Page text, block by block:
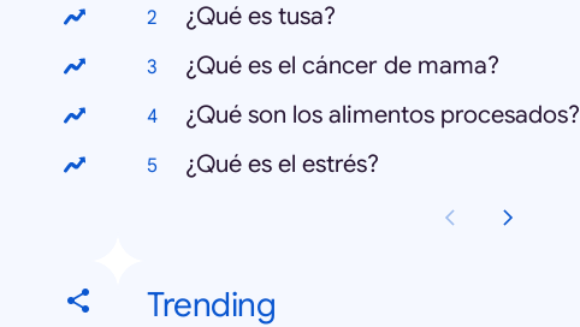
¿Qué es tusa?
¿Qué es el cáncer de mama?
¿Qué son los alimentos procesados?
¿Qué es el estrés?
Trending